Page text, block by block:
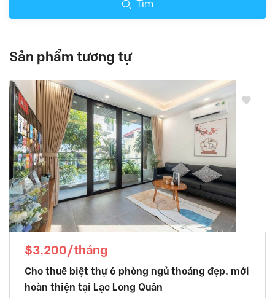
Tìm
Sản phẩm tương tự
$3,200/tháng
Cho thuê biệt thự 6 phòng ngủ thoáng đẹp, mới
hoàn thiện tại Lạc Long Quân